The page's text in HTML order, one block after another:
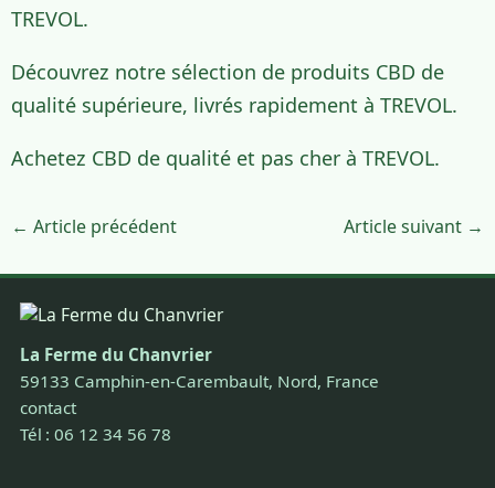
TREVOL.
Découvrez notre sélection de produits CBD de
qualité supérieure, livrés rapidement à TREVOL.
Achetez CBD de qualité et pas cher à TREVOL.
← Article précédent Article suivant →
La Ferme du Chanvrier
59133 Camphin-en-Carembault, Nord, France
contact
Tél : 06 12 34 56 78